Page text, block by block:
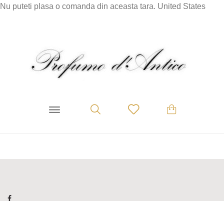
Nu puteti plasa o comanda din aceasta tara. United States